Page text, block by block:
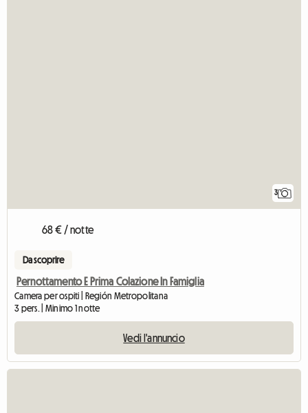
3
68 € / notte
Da scoprire
Pernottamento E Prima Colazione In Famiglia
Camera per ospiti | Región Metropolitana
3 pers. | Minimo 1 notte
Vedi l'annuncio